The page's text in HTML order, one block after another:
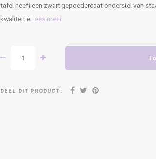
tafel heeft een zwart gepoedercoat onderstel van
kwaliteit eLees meer
DEEL DIT PRODUCT: